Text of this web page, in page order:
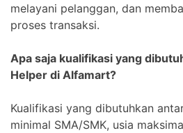
melayani pelanggan, dan
proses transaksi.
Apa saja kualifikasi yang
Helper di Alfamart?
Kualifikasi yang dibutuhkan
minimal SMA/SMK, usia